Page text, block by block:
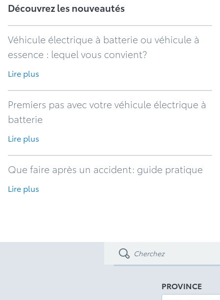
Découvrez les nouveautés
Véhicule électrique à batterie ou véhicule à
essence : lequel vous convient?
Lire plus
Premiers pas avec votre véhicule électrique à
batterie
Lire plus
Que faire après un accident: guide pratique
Lire plus
PROVINCE